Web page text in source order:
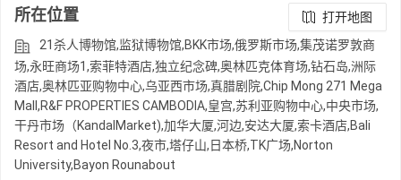
所在位置
打开地图
21杀人博物馆,监狱博物馆,BKK市场,俄罗斯市场,集茂诺罗敦商
场,永旺商场1,索菲特酒店,独立纪念碑,奥林匹克体育场,钻石岛,洲际
酒店,奥林匹亚购物中心,乌亚西市场,真腊剧院,Chip Mong 271 Mega
Mall,R&F PROPERTIES CAMBODIA,皇宫,苏利亚购物中心,中央市场,
干丹市场（KandalMarket),加华大厦,河边,安达大厦,索卡酒店,Bali
Resort and Hotel No.3,夜市,塔仔山,日本桥,TK广场,Norton
University,Bayon Rounabout